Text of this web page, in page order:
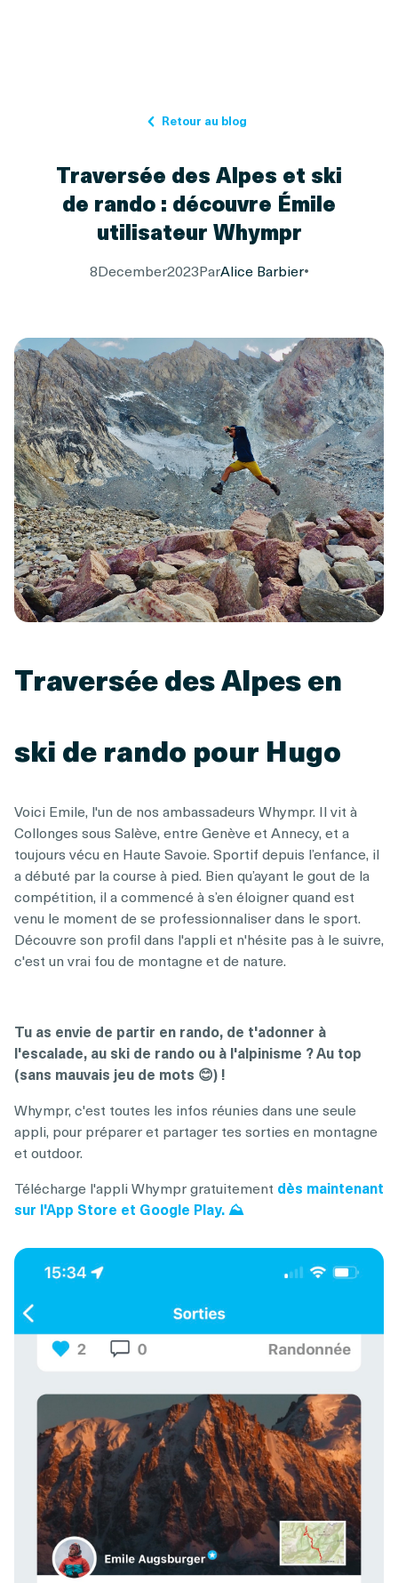
Retour au blog
Traversée des Alpes et ski
de rando : découvre Émile
utilisateur Whympr
ParAlice Barbier•
8December2023
Traversée des Alpes en
ski de rando pour Hugo
Voici Emile, l'un de nos ambassadeurs Whympr. Il vit à
Collonges sous Salève, entre Genève et Annecy, et a
toujours vécu en Haute Savoie. Sportif depuis l’enfance, il
a débuté par la course à pied. Bien qu’ayant le gout de la
compétition, il a commencé à s’en éloigner quand est
venu le moment de se professionnaliser dans le sport.
Découvre son profil dans l'appli et n'hésite pas à le suivre,
c'est un vrai fou de montagne et de nature.
Tu as envie de partir en rando, de t'adonner à
l'escalade, au ski de rando ou à l'alpinisme ? Au top
(sans mauvais jeu de mots 😊) !
Whympr, c'est toutes les infos réunies dans une seule
appli, pour préparer et partager tes sorties en montagne
et outdoor.
Télécharge l'appli Whympr gratuitement dès maintenant
sur l'App Store et Google Play. ⛰️